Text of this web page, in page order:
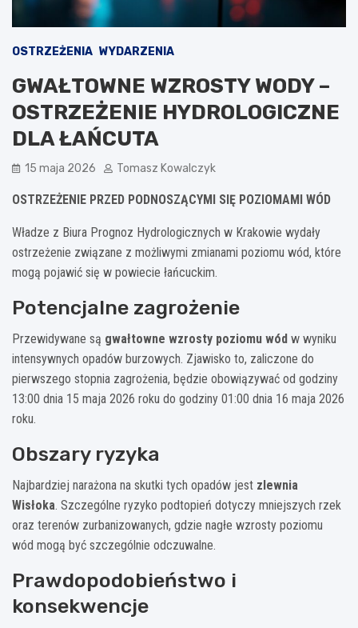
OSTRZEŻENIA WYDARZENIA
GWAŁTOWNE WZROSTY WODY –
OSTRZEŻENIE HYDROLOGICZNE
DLA ŁAŃCUTA
15 maja 2026 Tomasz Kowalczyk
OSTRZEŻENIE PRZED PODNOSZĄCYMI SIĘ POZIOMAMI WÓD
Władze z Biura Prognoz Hydrologicznych w Krakowie wydały
ostrzeżenie związane z możliwymi zmianami poziomu wód, które
mogą pojawić się w powiecie łańcuckim.
Potencjalne zagrożenie
Przewidywane są gwałtowne wzrosty poziomu wód w wyniku
intensywnych opadów burzowych. Zjawisko to, zaliczone do
pierwszego stopnia zagrożenia, będzie obowiązywać od godziny
13:00 dnia 15 maja 2026 roku do godziny 01:00 dnia 16 maja 2026
roku.
Obszary ryzyka
Najbardziej narażona na skutki tych opadów jest zlewnia
Wisłoka. Szczególne ryzyko podtopień dotyczy mniejszych rzek
oraz terenów zurbanizowanych, gdzie nagłe wzrosty poziomu
wód mogą być szczególnie odczuwalne.
Prawdopodobieństwo i
konsekwencje